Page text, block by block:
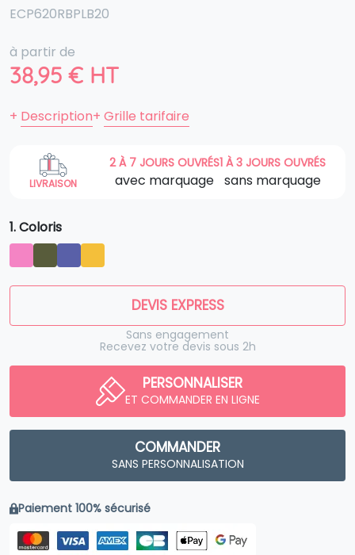
ECP620RBPLB20
à partir de
38,95 € HT
+ Description+ Grille tarifaire
LIVRAISON
2 À 7 JOURS OUVRÉS
avec marquage
1 À 3 JOURS OUVRÉS
sans marquage
1. Coloris
DEVIS EXPRESS
Sans engagement
Recevez votre devis sous 2h
PERSONNALISER
ET COMMANDER EN LIGNE
COMMANDER
SANS PERSONNALISATION
Paiement 100% sécurisé